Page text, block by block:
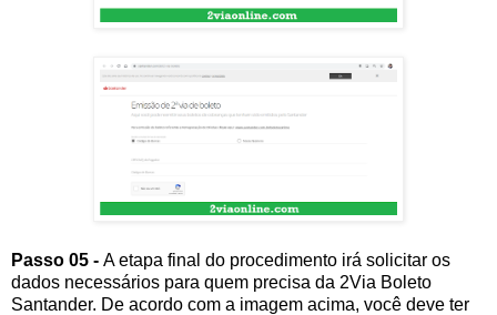
Passo 05 - A etapa final do procedimento irá solicitar os
dados necessários para quem precisa da 2Via Boleto
Santander. De acordo com a imagem acima, você deve ter